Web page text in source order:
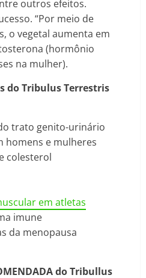
outros efeitos.
“Por meio de
o vegetal aumenta em
(hormônio
na mulher).
do Tribulus Terrestris
trato genito-urinário
homens e mulheres
colesterol
em atletas
imune
da menopausa
do Tribullus